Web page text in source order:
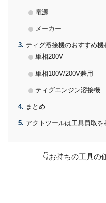
電源
メーカー
3 ティグ溶接機のおすすめ機
単相200V
単相100V/200V兼用
ティグエンジン溶接機
4 まとめ
5 アクトツールは工具買取
👇お持ちの工具の